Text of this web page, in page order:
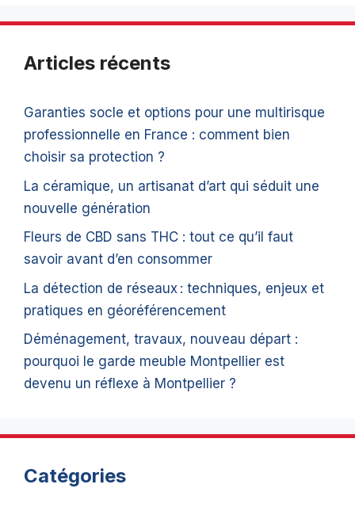
Articles récents
Garanties socle et options pour une multirisque
professionnelle en France : comment bien
choisir sa protection ?
La céramique, un artisanat d’art qui séduit une
nouvelle génération
Fleurs de CBD sans THC : tout ce qu’il faut
savoir avant d’en consommer
La détection de réseaux : techniques, enjeux et
pratiques en géoréférencement
Déménagement, travaux, nouveau départ :
pourquoi le garde meuble Montpellier est
devenu un réflexe à Montpellier ?
Catégories